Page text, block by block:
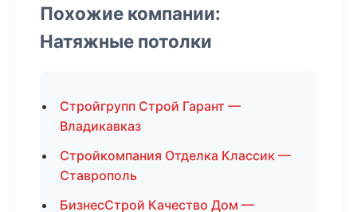
Похожие компании:
Натяжные потолки
Стройгрупп Строй Гарант —
Владикавказ
Стройкомпания Отделка Классик —
Ставрополь
БизнесСтрой Качество Дом —